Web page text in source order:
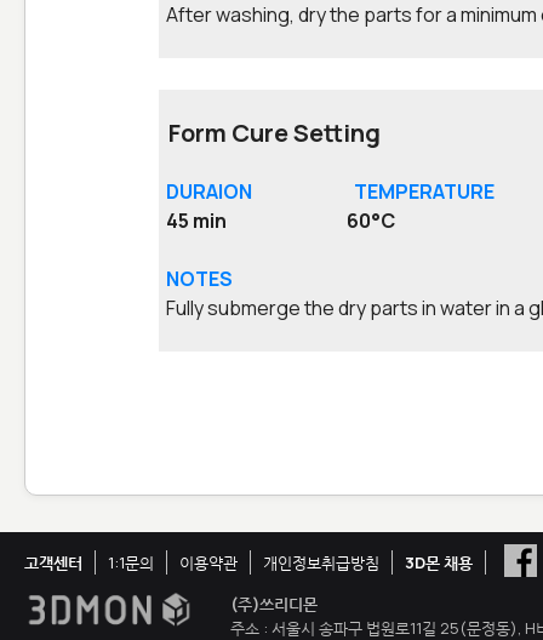
After washing, dry the parts for a
Form Cure Setting
DURAION TEMPERATURE
45 min 60°C
NOTES
Fully submerge the dry parts in water in a
고객센터 1:1문의 이용약관 개인정보취급방침
3D몬 채용
(주)쓰리디몬
주소 : 서울시 송파구 법원로11길 25(문정동),